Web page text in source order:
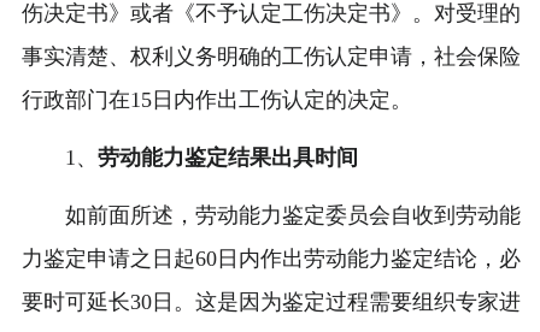
伤决定书》或者《不予认定工伤决定书》。对受理的
事实清楚、权利义务明确的工伤认定申请，社会保险
行政部门在15日内作出工伤认定的决定。
1、 劳动能力鉴定结果出具时间
如前面所述，劳动能力鉴定委员会自收到劳动能
力鉴定申请之日起60日内作出劳动能力鉴定结论，必
要时可延长30日。这是因为鉴定过程需要组织专家进